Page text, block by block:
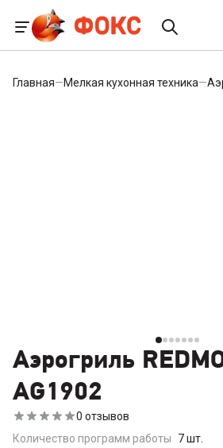
Главная—Мелкая кухонная техника—
Аэрогриль
AG1902
0 отзывов
Количество программ работы 7шт.